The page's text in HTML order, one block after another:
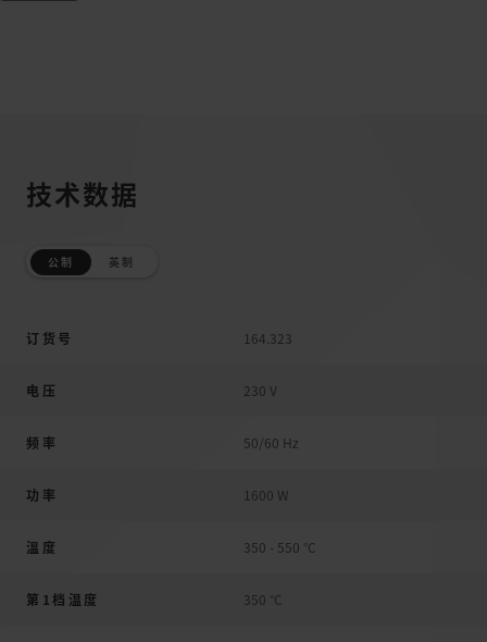
技术数据
公制 英制
订货号 164.323
电压 230 V
频率 50/60 Hz
功率 1600 W
溫度 350 - 550 °C
第1档温度 350 °C